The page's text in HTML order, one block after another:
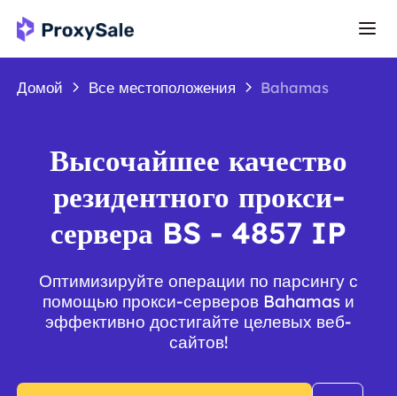
Домой Все местоположения Bahamas
Высочайшее качество
резидентного прокси-
сервера BS - 4857 IP
Оптимизируйте операции по парсингу с
помощью прокси-серверов Bahamas и
эффективно достигайте целевых веб-
сайтов!